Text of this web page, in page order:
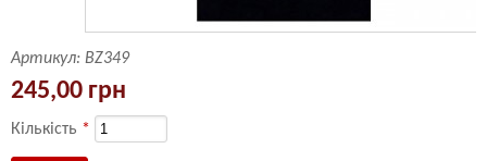
Артикул: BZ349
245,00 грн
Кількість *